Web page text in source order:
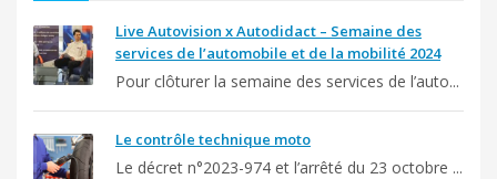
Live Autovision x Autodidact – Semaine des
services de l’automobile et de la mobilité 2024
Pour clôturer la semaine des services de l’auto...
Le contrôle technique moto
Le décret n°2023-974 et l’arrêté du 23 octobre ...